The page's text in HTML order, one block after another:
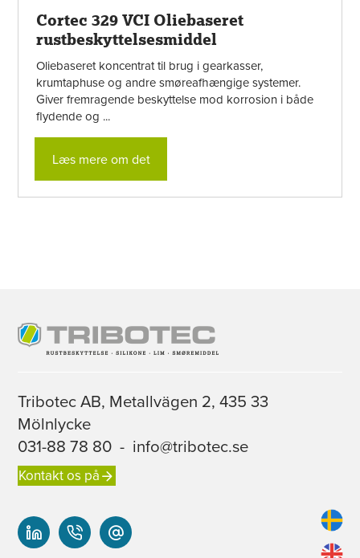
Cortec 329 VCI Oliebaseret
rustbeskyttelsesmiddel
Oliebaseret koncentrat til brug i gearkasser,
krumtaphuse og andre smøreafhængige systemer.
Giver fremragende beskyttelse mod korrosion i både
flydende og ...
Læs mere om det
Tribotec AB, Metallvägen 2, 435 33
Mölnlycke
031-88 78 80 - info@tribotec.se
Kontakt os på